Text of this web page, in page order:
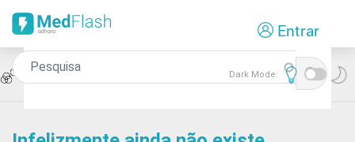
o
principal
Entrar
Icon Teste de Associação Dark Mode: